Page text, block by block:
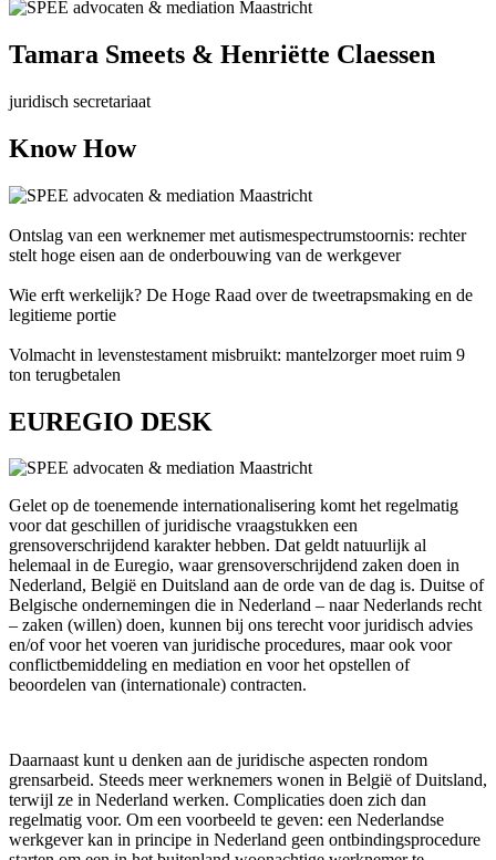
Tamara Smeets & Henriëtte Claessen
juridisch secretariaat
Know How
Ontslag van een werknemer met autismespectrumstoornis: rechter
stelt hoge eisen aan de onderbouwing van de werkgever
Wie erft werkelijk? De Hoge Raad over de tweetrapsmaking en de
legitieme portie
Volmacht in levenstestament misbruikt: mantelzorger moet ruim 9
ton terugbetalen
EUREGIO DESK
Gelet op de toenemende internationalisering komt het regelmatig
voor dat geschillen of juridische vraagstukken een
grensoverschrijdend karakter hebben. Dat geldt natuurlijk al
helemaal in de Euregio, waar grensoverschrijdend zaken doen in
Nederland, België en Duitsland aan de orde van de dag is. Duitse of
Belgische ondernemingen die in Nederland – naar Nederlands recht
– zaken (willen) doen, kunnen bij ons terecht voor juridisch advies
en/of voor het voeren van juridische procedures, maar ook voor
conflictbemiddeling en mediation en voor het opstellen of
beoordelen van (internationale) contracten.
Daarnaast kunt u denken aan de juridische aspecten rondom
grensarbeid. Steeds meer werknemers wonen in België of Duitsland,
terwijl ze in Nederland werken. Complicaties doen zich dan
regelmatig voor. Om een voorbeeld te geven: een Nederlandse
werkgever kan in principe in Nederland geen ontbindingsprocedure